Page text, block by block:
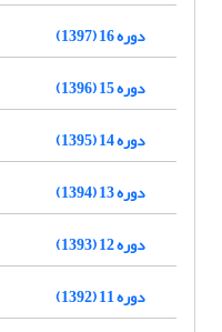
دوره 16 (1397)
دوره 15 (1396)
دوره 14 (1395)
دوره 13 (1394)
دوره 12 (1393)
دوره 11 (1392)